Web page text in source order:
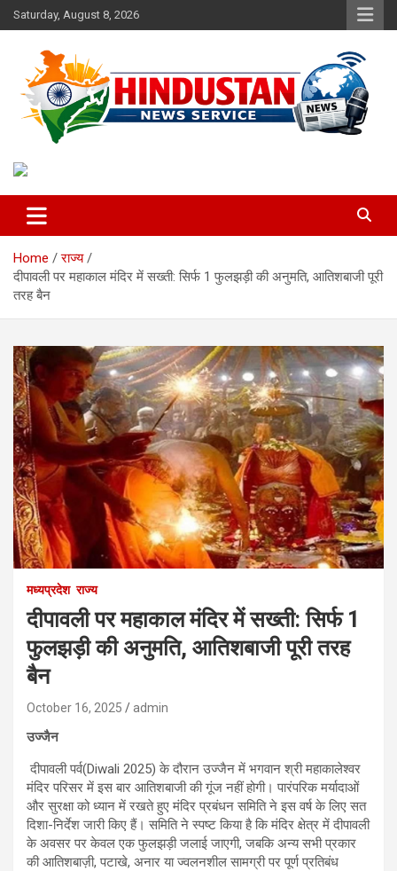
Skip
to
Saturday, August 8, 2026
Hindustan News Service
Home
राज्य
दीपावली पर महाकाल मंदिर में सख्ती: सिर्फ 1 फुलझड़ी की अनुमति, आतिशबाजी पूरी
तरह बैन
मध्यप्रदेश राज्य
दीपावली पर महाकाल मंदिर में सख्ती: सिर्फ 1
फुलझड़ी की अनुमति, आतिशबाजी पूरी तरह
बैन
October 16, 2025 admin
उज्जैन
दीपावली पर्व(Diwali 2025) के दौरान उज्जैन में भगवान श्री महाकालेश्वर
मंदिर परिसर में इस बार आतिशबाजी की गूंज नहीं होगी। पारंपरिक मर्यादाओं
और सुरक्षा को ध्यान में रखते हुए मंदिर प्रबंधन समिति ने इस वर्ष के लिए सत
दिशा-निर्देश जारी किए हैं। समिति ने स्पष्ट किया है कि मंदिर क्षेत्र में दीपावली
के अवसर पर केवल एक फुलझड़ी जलाई जाएगी, जबकि अन्य सभी प्रकार
की आतिशबाज़ी, पटाखे, अनार या ज्वलनशील सामग्री पर पूर्ण प्रतिबंध